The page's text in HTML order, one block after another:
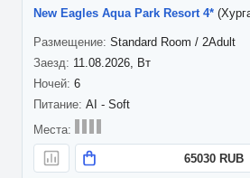
11.08.2026, Вт
6
New Eagles Aqua Park Resort 4*
Standard Room / 2Adult
AI - Soft
65030 RUB